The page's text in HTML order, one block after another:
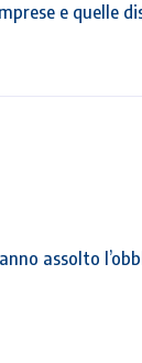
e quelle
assolto